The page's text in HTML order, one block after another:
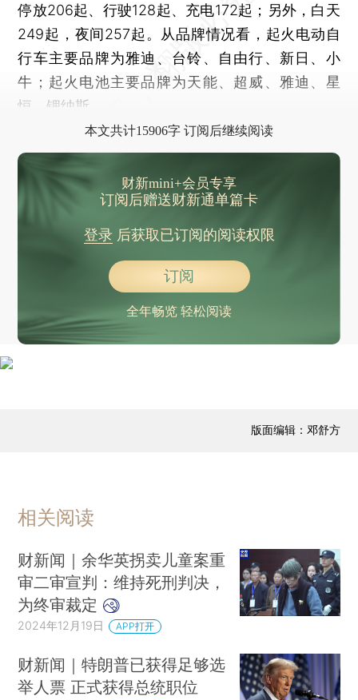
停放206起、行驶128起、充电172起；另外，白天
249起，夜间257起。从品牌情况看，起火电动自
行车主要品牌为雅迪、台铃、自由行、新日、小
牛；起火电池主要品牌为天能、超威、雅迪、星
恒、锂纳斯。
本文共计15906字 订阅后继续阅读
财新mini+会员专享
订阅后赠送财新通单篇卡
登录后获取已订阅的阅读权限
订阅
全年畅览 轻松阅读
版面编辑：邓舒方
相关阅读
财新闻｜余华英拐卖儿童案重
审二审宣判：维持死刑判决，
为终审裁定
2024年12月19日 APP打开
财新闻｜特朗普已获得足够选
举人票 正式获得总统职位